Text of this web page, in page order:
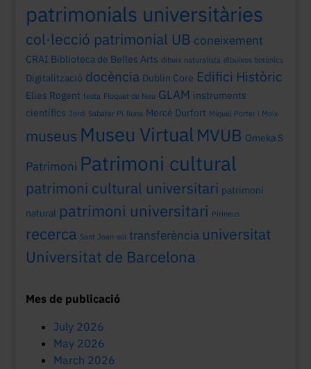
patrimonials universitàries
col·lecció patrimonial UB coneixement
CRAI Biblioteca de Belles Arts dibuix naturalista dibuixos botànics
Digitalització docència Dublin Core Edifici Històric
Elies Rogent festa Floquet de Neu GLAM instruments
científics Jordi Sabater Pi lluna Mercè Durfort Miquel Porter i Moix
museus Museu VirtualMVUB Omeka S
Patrimoni Patrimoni cultural
patrimoni cultural universitari patrimoni
natural patrimoni universitari Pirineus
recerca Sant Joan sol transferència universitat
Universitat de Barcelona
Mes de publicació
July 2026
May 2026
March 2026